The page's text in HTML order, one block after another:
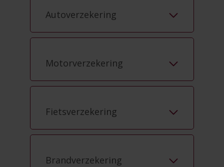
Autoverzekering
Motorverzekering
Fietsverzekering
Brandverzekering